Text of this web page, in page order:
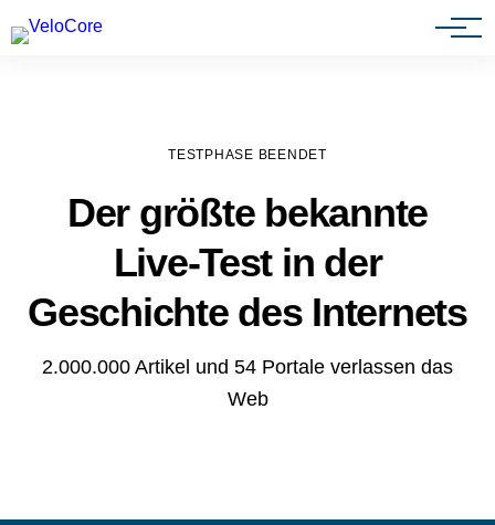
Agenturen & Webdesigner
TESTPHASE BEENDET
Der größte bekannte
Live-Test in der
Geschichte des Internets
2.000.000 Artikel und 54 Portale verlassen das
Web